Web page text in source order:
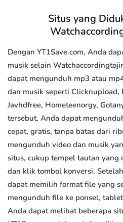
Situs yang
Dengan YT1Save.com, Anda
musik selain
dapat mengunduh mp3 atau
dan musik seperti Clicknupload,
Javhdfree, Hometeenorgy,
tersebut, Anda dapat
cepat, gratis, tanpa batas dari
mengunduh video dan musik
situs, cukup tempel tautan yang
dan klik tombol konversi.
dapat memilih format file yang
mengunduh file ke ponsel,
Anda dapat melihat beberapa